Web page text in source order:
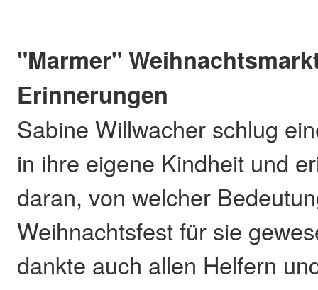
"Marmer"
Erinnerungen
Sabine Willwacher schlug
in ihre eigene Kindheit und
daran, von welcher
Weihnachtsfest für sie
dankte auch allen Helfern